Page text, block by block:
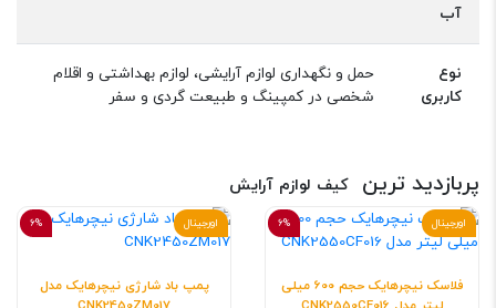
آب
نوع
کاربری
حمل و نگهداری لوازم آرایشی، لوازم بهداشتی و اقلام
شخصی در کمپینگ و طبیعت گردی و سفر
پربازدید ترین کیف لوازم آرایش
6% اورجینال
فلاسک نیچرهایک حجم 600 میلی
6% اورجینال
پمپ باد شارژی نیچرهایک مدل